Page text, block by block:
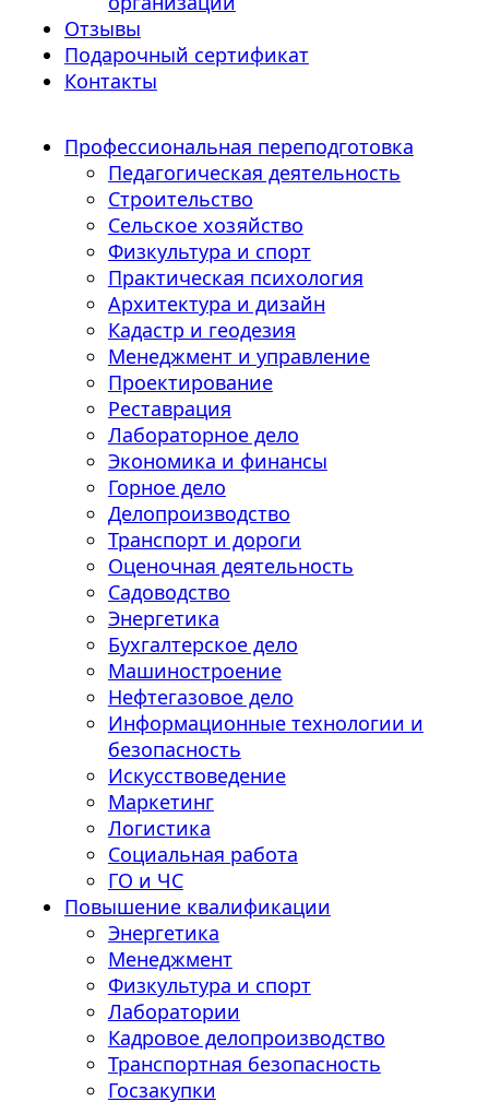
Отзывы
Подарочный сертификат
Контакты
Профессиональная переподготовка
Педагогическая деятельность
Строительство
Сельское хозяйство
Физкультура и спорт
Практическая психология
Архитектура и дизайн
Кадастр и геодезия
Менеджмент и управление
Проектирование
Реставрация
Лабораторное дело
Экономика и финансы
Горное дело
Делопроизводство
Транспорт и дороги
Оценочная деятельность
Садоводство
Энергетика
Бухгалтерское дело
Машиностроение
Нефтегазовое дело
Информационные технологии и
безопасность
Искусствоведение
Маркетинг
Логистика
Социальная работа
ГО и ЧС
Повышение квалификации
Энергетика
Менеджмент
Физкультура и спорт
Лаборатории
Кадровое делопроизводство
Транспортная безопасность
Госзакупки